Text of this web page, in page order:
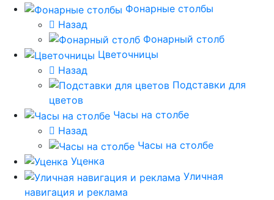
Фонарные столбы
Назад
Фонарный столб
Цветочницы
Назад
Подставки для
цветов
Часы на столбе
Назад
Часы на столбе
Уценка
Уличная
навигация и реклама